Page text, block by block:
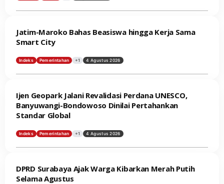
Jatim-Maroko Bahas Beasiswa hingga Kerja Sama
Smart City
Indeks Pemerintahan +1 4 Agustus 2026
Ijen Geopark Jalani Revalidasi Perdana UNESCO,
Banyuwangi-Bondowoso Dinilai Pertahankan
Standar Global
Indeks Pemerintahan +1 4 Agustus 2026
DPRD Surabaya Ajak Warga Kibarkan Merah Putih
Selama Agustus